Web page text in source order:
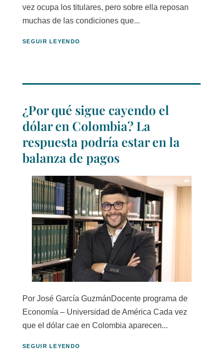
vez ocupa los titulares, pero sobre ella reposan
muchas de las condiciones que...
SEGUIR LEYENDO
¿Por qué sigue cayendo el
dólar en Colombia? La
respuesta podría estar en la
balanza de pagos
Por José García GuzmánDocente programa de
Economía – Universidad de América Cada vez
que el dólar cae en Colombia aparecen...
SEGUIR LEYENDO